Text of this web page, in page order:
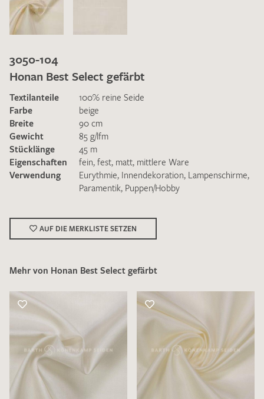
Ich bin damit einverstanden, dass meine angegebenen Daten
zur Beantwortung meiner Musteranfrage genutzt werden.
DieDatenschutzbestimmungenhabe ich zur Kenntnis
genommen und akzeptiere diese.
MUSTERANFRAGE SENDEN
3050-104
Honan Best Select gefärbt
Textilanteile
100% reine Seide
Farbe
beige
Breite
90 cm
Gewicht
85 g/lfm
Stücklänge
45 m
Eigenschaften
fein, fest, matt, mittlere Ware
Verwendung
Eurythmie, Innendekoration, Lampenschirme,
Paramentik, Puppen/Hobby
AUF DIE MERKLISTE SETZEN
Mehr von Honan Best Select gefärbt